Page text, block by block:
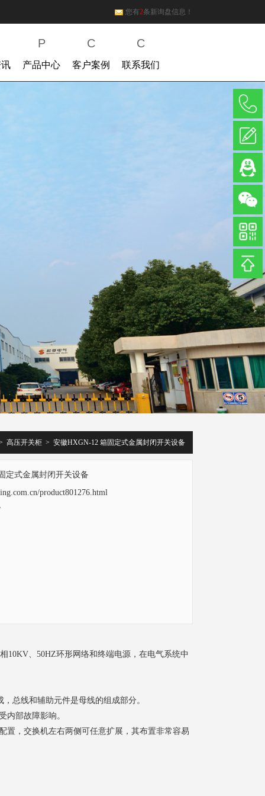
您有2条新询盘信息！
P
产品中心
C
客户案例
C
联系我们
高压开关柜 > 安徽HXGN-12 箱固定式金属封闭开关设备
定式金属封闭开关设备
product801276.html
10KV、50HZ环形网络和终端电源，在电气系统中
总线和辅助元件是母线的组成部分。
内部故障影响。
置，交换机左右两侧可任意扩展，其布置非常容易